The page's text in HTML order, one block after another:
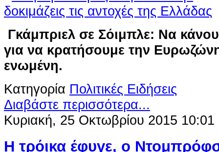
Γκάμπριελ σε Σόιμπλε: Να
για να κρατήσουμε την
ενωμένη.
Κατηγορία Πολιτικές Ειδήσεις
Διαβάστε περισσότερα...
Κυριακή, 25 Οκτωβρίου 2015 10:01
Η τρόικα έφυγε, ο